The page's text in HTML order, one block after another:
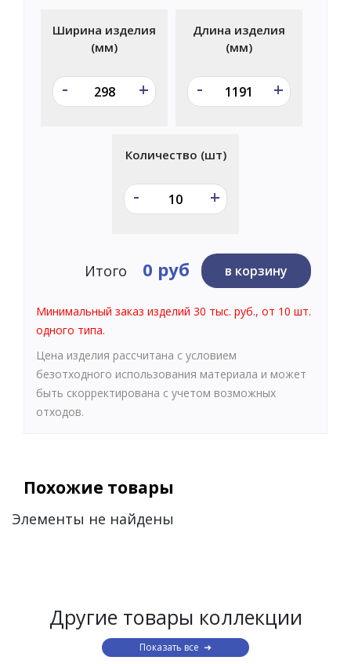
Ширина изделия
(мм)
- +
Длина изделия
(мм)
- +
Количество (шт)
- +
Итого 0 руб в корзину
Минимальный заказ изделий 30 тыс. руб., от 10 шт.
одного типа.
Цена изделия рассчитана с условием
безотходного использования материала и может
быть скорректирована с учетом возможных
отходов.
Похожие товары
Элементы не найдены
Другие товары коллекции
Показать все